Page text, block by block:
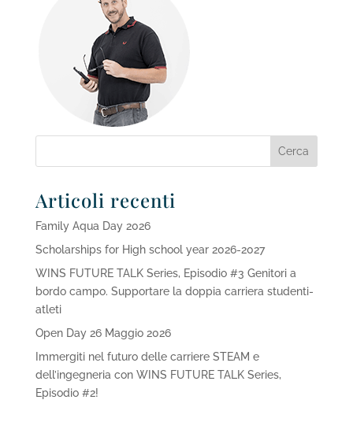
Articoli recenti
Family Aqua Day 2026
Scholarships for High school year 2026-2027
WINS FUTURE TALK Series, Episodio #3 Genitori a
bordo campo. Supportare la doppia carriera studenti-
atleti
Open Day 26 Maggio 2026
Immergiti nel futuro delle carriere STEAM e
dell’ingegneria con WINS FUTURE TALK Series,
Episodio #2!